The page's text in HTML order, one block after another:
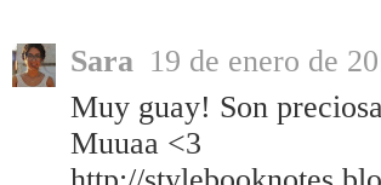
Sara 19 de enero de
Muy guay! Son
Muuaa <3